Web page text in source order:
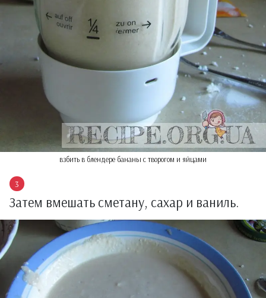
взбить в блендере бананы с творогом и яйцами
Затем вмешать сметану, сахар и ваниль.